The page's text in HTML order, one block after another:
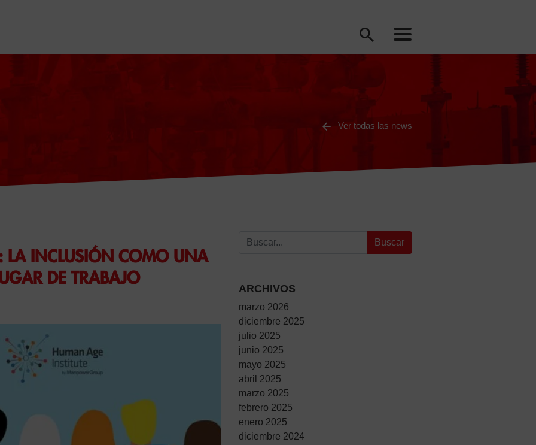
Ver todas las news
LA INCLUSIÓN COMO UNA
DE TRABAJO
Buscar:
ARCHIVOS
marzo 2026
diciembre 2025
julio 2025
junio 2025
mayo 2025
abril 2025
marzo 2025
febrero 2025
enero 2025
diciembre 2024